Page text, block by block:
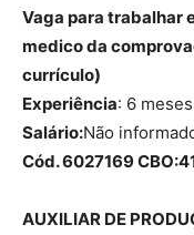
Vaga para trabalhar
medico da
currículo)
Experiência: 6
Salário:Não
Cód. 6027169
AUXILIAR DE